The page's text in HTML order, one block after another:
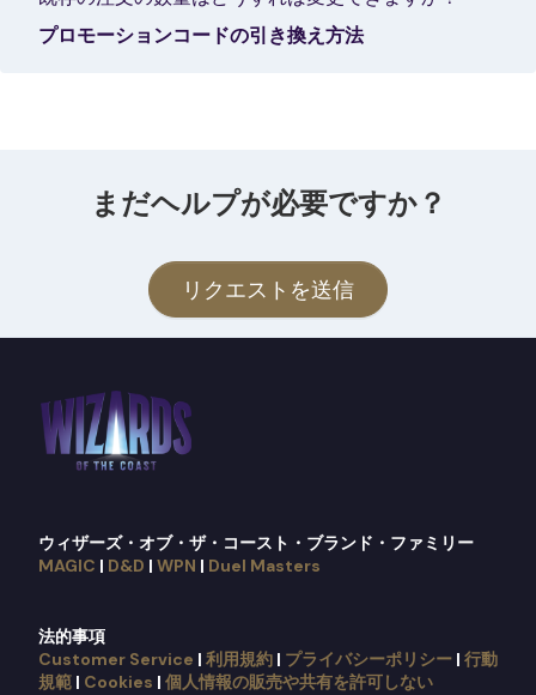
プロモーションコードの引き換え方法
まだヘルプが必要ですか？
リクエストを送信
ウィザーズ・オブ・ザ・コースト・ブランド・ファミリー
MAGIC | D&D | WPN | Duel Masters
法的事項
Customer Service | 利用規約 | プライバシーポリシー | 行動
規範 | Cookies | 個人情報の販売や共有を許可しない